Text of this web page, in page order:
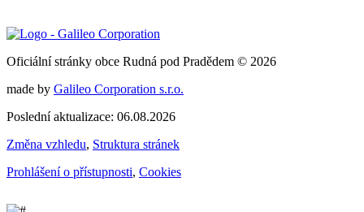
Oficiální stránky obce Rudná pod Pradědem © 2026
made by Galileo Corporation s.r.o.
Poslední aktualizace: 06.08.2026
Změna vzhledu, Struktura stránek
Prohlášení o přístupnosti, Cookies